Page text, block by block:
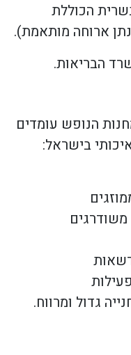
הכוללת
ארוחה מותאמת).
הבריאות.
הנופש עומדים
בישראל:
גדול ומרווח.